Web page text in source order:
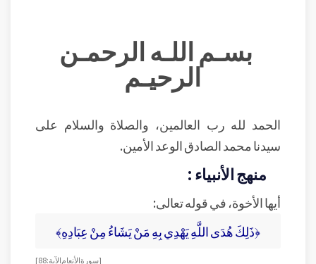
بسـم اللـه الرحمـن
الرحيـم
الحمد لله رب العالمين، والصلاة والسلام على
سيدنا محمد الصادق الوعد الأمين.
منهج الأنبياء :
أيها الأخوة، في قوله تعالى:
﴿ذَلِكَ هُدَى اللَّهِ يَهْدِي بِهِ مَنْ يَشَاءُ مِنْ عِبَادِهِ﴾
[سورة الأنعام الآية: 88]